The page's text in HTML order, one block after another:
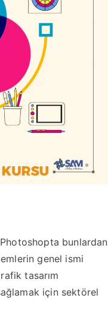
bunlardan
genel ismi
tasarım
için sektörel